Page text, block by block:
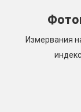
Измервания